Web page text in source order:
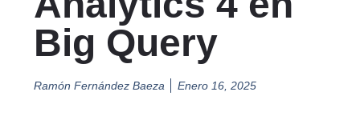
Big Query
Ramón Fernández Baeza Enero 16, 2025